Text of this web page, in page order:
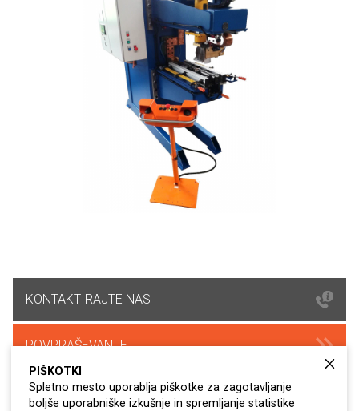
KONTAKTIRAJTE NAS
POVPRAŠEVANJE
PIŠKOTKI
Spletno mesto uporablja piškotke za zagotavljanje
boljše uporabniške izkušnje in spremljanje statistike